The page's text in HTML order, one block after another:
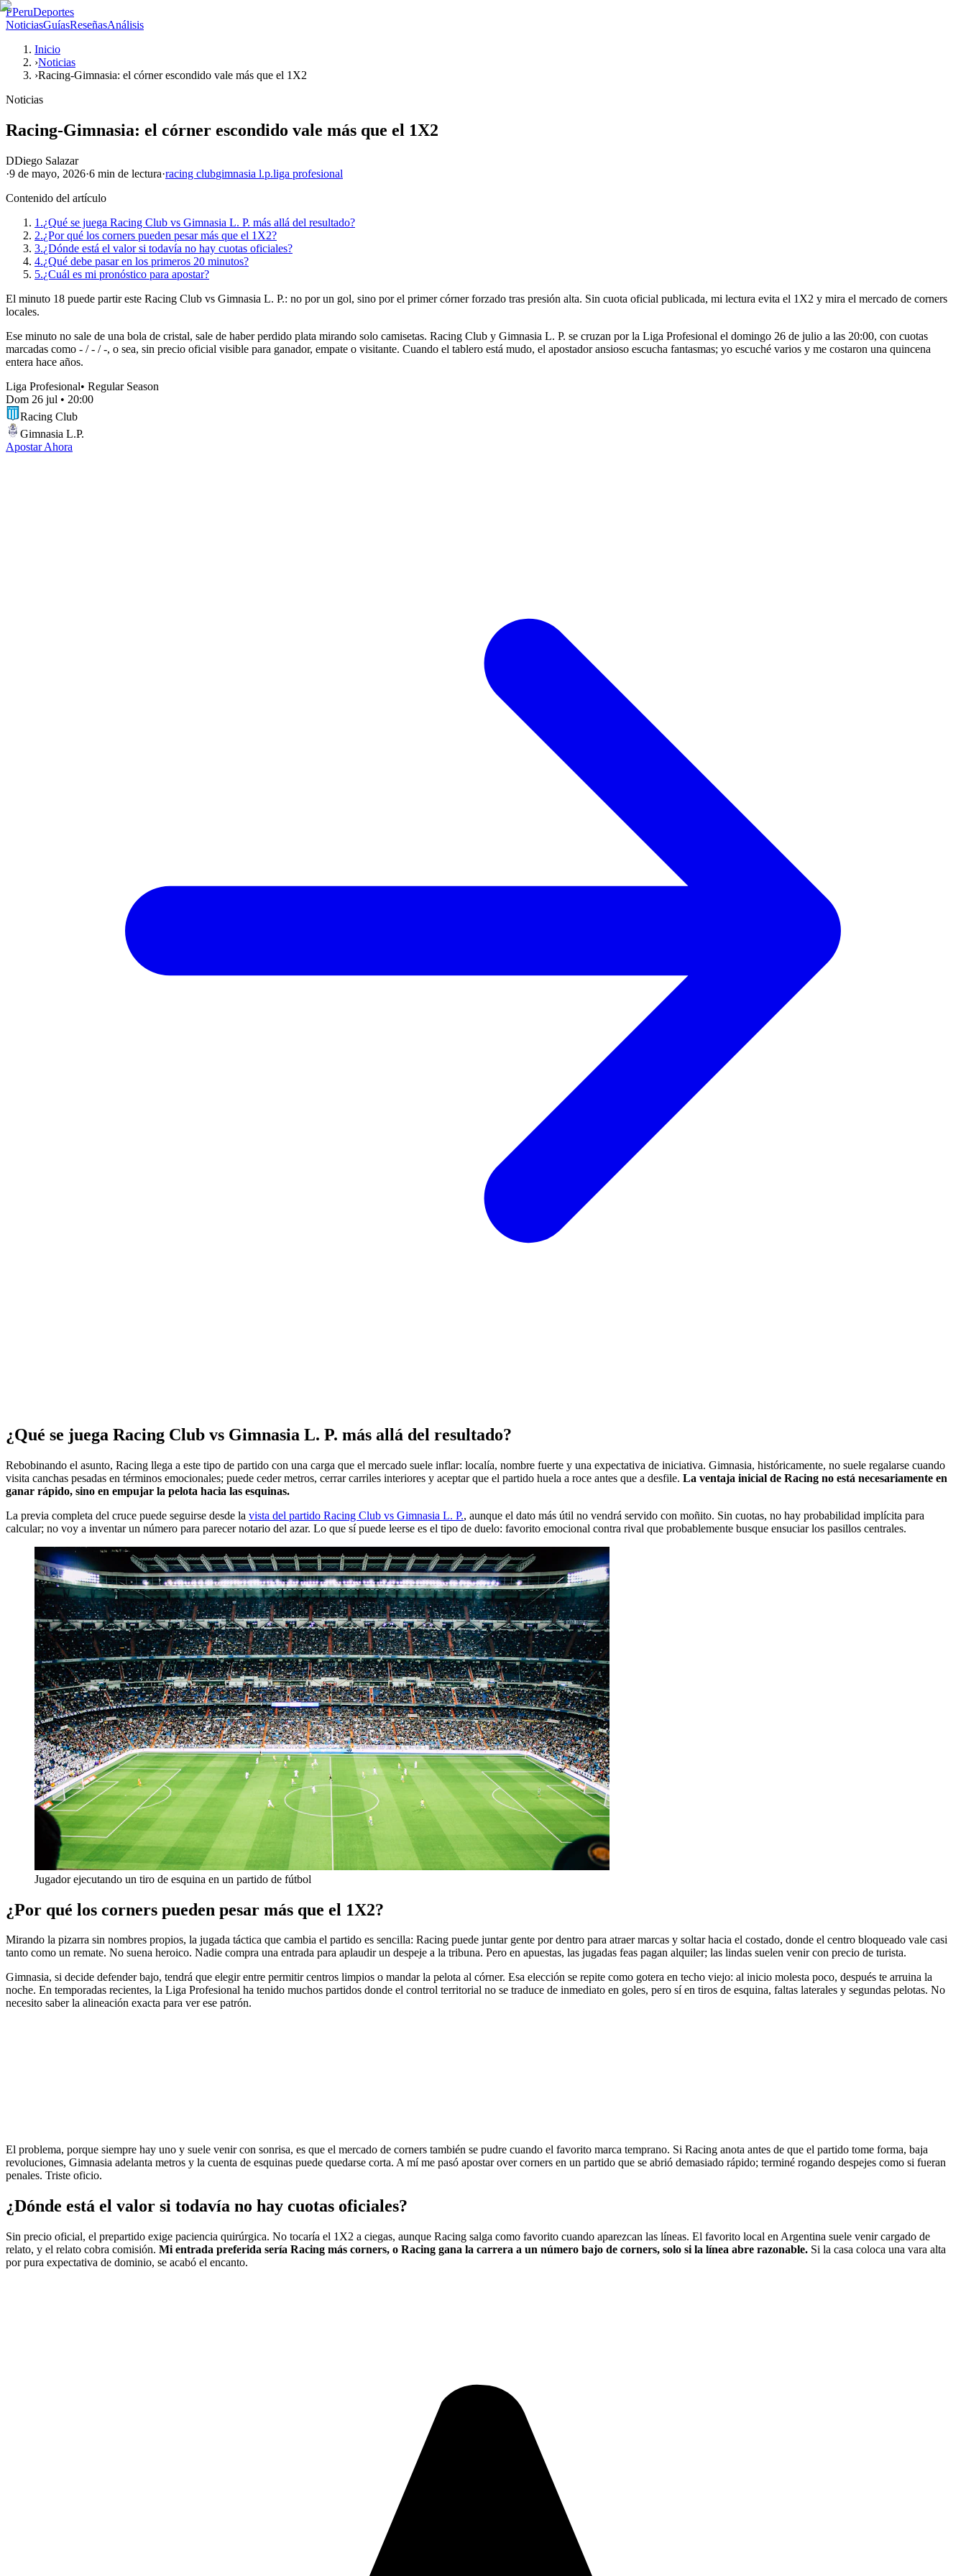
PPeruDeportes
NoticiasGuíasReseñasAnálisis
Inicio
›Noticias
›Racing-Gimnasia: el córner escondido vale más que el 1X2
Noticias
Racing-Gimnasia: el córner escondido vale más que el 1X2
DDiego Salazar
·9 de mayo, 2026·6 min de lectura·racing clubgimnasia l.p.liga profesional
Contenido del artículo
1.¿Qué se juega Racing Club vs Gimnasia L. P. más allá del resultado?
2.¿Por qué los corners pueden pesar más que el 1X2?
3.¿Dónde está el valor si todavía no hay cuotas oficiales?
4.¿Qué debe pasar en los primeros 20 minutos?
5.¿Cuál es mi pronóstico para apostar?
El minuto 18 puede partir este Racing Club vs Gimnasia L. P.: no por un gol, sino por el primer córner forzado tras presión alta. Sin cuota oficial publicada, mi lectura evita el 1X2 y mira el mercado de corners
locales.
Ese minuto no sale de una bola de cristal, sale de haber perdido plata mirando solo camisetas. Racing Club y Gimnasia L. P. se cruzan por la Liga Profesional el domingo 26 de julio a las 20:00, con cuotas
marcadas como - / - / -, o sea, sin precio oficial visible para ganador, empate o visitante. Cuando el tablero está mudo, el apostador ansioso escucha fantasmas; yo escuché varios y me costaron una quincena
entera hace años.
Liga Profesional• Regular Season
Dom 26 jul • 20:00
Racing Club
Gimnasia L.P.
Apostar Ahora
¿Qué se juega Racing Club vs Gimnasia L. P. más allá del resultado?
Rebobinando el asunto, Racing llega a este tipo de partido con una carga que el mercado suele inflar: localía, nombre fuerte y una expectativa de iniciativa. Gimnasia, históricamente, no suele regalarse cuando
visita canchas pesadas en términos emocionales; puede ceder metros, cerrar carriles interiores y aceptar que el partido huela a roce antes que a desfile. La ventaja inicial de Racing no está necesariamente en
ganar rápido, sino en empujar la pelota hacia las esquinas.
La previa completa del cruce puede seguirse desde la vista del partido Racing Club vs Gimnasia L. P., aunque el dato más útil no vendrá servido con moñito. Sin cuotas, no hay probabilidad implícita para
calcular; no voy a inventar un número para parecer notario del azar. Lo que sí puede leerse es el tipo de duelo: favorito emocional contra rival que probablemente busque ensuciar los pasillos centrales.
Jugador ejecutando un tiro de esquina en un partido de fútbol
¿Por qué los corners pueden pesar más que el 1X2?
Mirando la pizarra sin nombres propios, la jugada táctica que cambia el partido es sencilla: Racing puede juntar gente por dentro para atraer marcas y soltar hacia el costado, donde el centro bloqueado vale casi
tanto como un remate. No suena heroico. Nadie compra una entrada para aplaudir un despeje a la tribuna. Pero en apuestas, las jugadas feas pagan alquiler; las lindas suelen venir con precio de turista.
Gimnasia, si decide defender bajo, tendrá que elegir entre permitir centros limpios o mandar la pelota al córner. Esa elección se repite como gotera en techo viejo: al inicio molesta poco, después te arruina la
noche. En temporadas recientes, la Liga Profesional ha tenido muchos partidos donde el control territorial no se traduce de inmediato en goles, pero sí en tiros de esquina, faltas laterales y segundas pelotas. No
necesito saber la alineación exacta para ver ese patrón.
El problema, porque siempre hay uno y suele venir con sonrisa, es que el mercado de corners también se pudre cuando el favorito marca temprano. Si Racing anota antes de que el partido tome forma, baja
revoluciones, Gimnasia adelanta metros y la cuenta de esquinas puede quedarse corta. A mí me pasó apostar over corners en un partido que se abrió demasiado rápido; terminé rogando despejes como si fueran
penales. Triste oficio.
¿Dónde está el valor si todavía no hay cuotas oficiales?
Sin precio oficial, el prepartido exige paciencia quirúrgica. No tocaría el 1X2 a ciegas, aunque Racing salga como favorito cuando aparezcan las líneas. El favorito local en Argentina suele venir cargado de
relato, y el relato cobra comisión. Mi entrada preferida sería Racing más corners, o Racing gana la carrera a un número bajo de corners, solo si la línea abre razonable. Si la casa coloca una vara alta
por pura expectativa de dominio, se acabó el encanto.